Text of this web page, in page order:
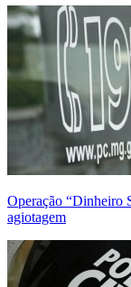
Operação “Dinheiro
agiotagem